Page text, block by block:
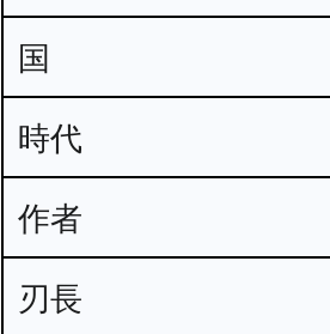
国
時代
作者
刃長